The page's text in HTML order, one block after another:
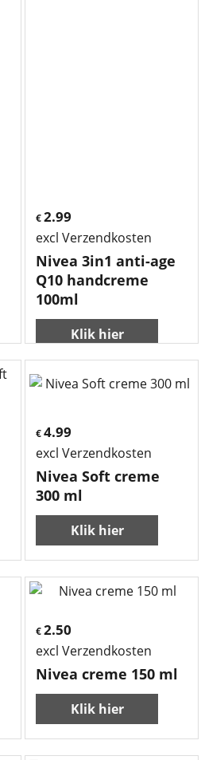
€2.99
excl Verzendkosten
Nivea 3in1 anti-age
Q10 handcreme
100ml
Klik hier
€4.99
excl Verzendkosten
Nivea Soft creme
300 ml
Klik hier
€2.50
excl Verzendkosten
Nivea creme 150 ml
Klik hier